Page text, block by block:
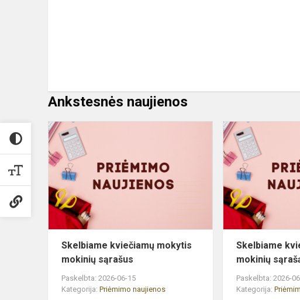
Ankstesnės naujienos
Skelbiame
kviečiamų
mokytis
mokinių
sąrašus
Skelbiame kviečiamų mokytis
mokinių sąrašus
Paskelbta: 2026-06-15
Kategorija: Priėmimo naujienos
Skelbiame
mokinių
Paskelbta: 2026-
Kategorija: